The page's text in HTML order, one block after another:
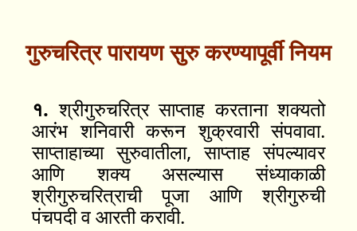
गुरुचरित्र पारायण सुरु करण्यापूर्वी नियम
१. श्रीगुरुचरित्र साप्ताह करताना शक्यतो
आरंभ शनिवारी करून शुक्रवारी संपवावा.
साप्ताहाच्या सुरुवातीला, साप्ताह संपल्यावर
आणि शक्य असल्यास संध्याकाळी
श्रीगुरुचरित्राची पूजा आणि श्रीगुरुची
पंचपदी व आरती करावी.